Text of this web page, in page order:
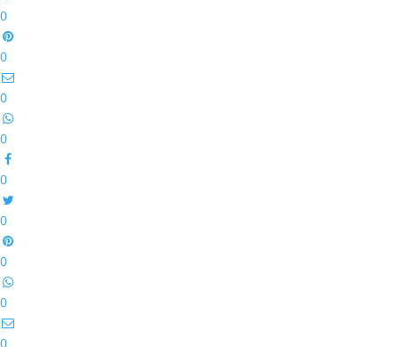
0
0
0
0
0
0
0
0
0